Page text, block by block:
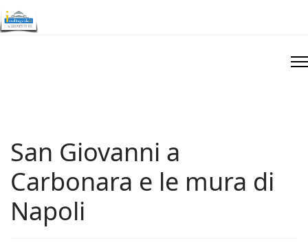
San Giovanni a
Carbonara e le mura di
Napoli